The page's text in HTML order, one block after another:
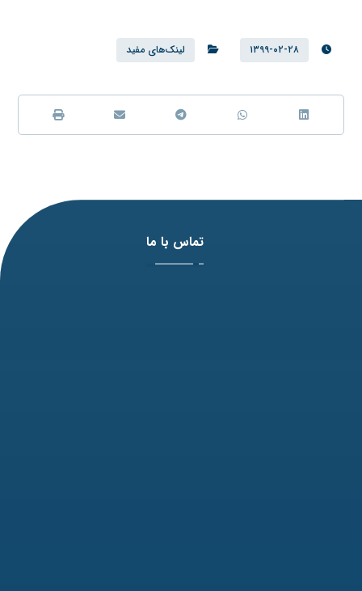
۱۳۹۹-۰۲-۲۸ لینک‌های مفید
تماس با ما